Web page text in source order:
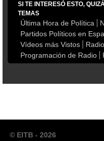
SI TE INTERESÓ ESTO,
TEMAS
Última Hora de Política
Partidos Políticos en
Vídeos más Vistos
Programación de Radio
© EITB - 2026